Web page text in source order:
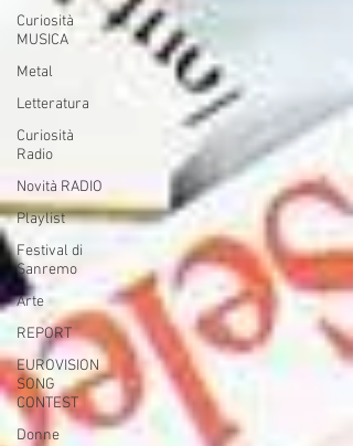
Curiosità
MUSICA
Metal
Letteratura
Curiosità
Radio
Novità RADIO
Playlist
Festival di
Sanremo
Arte
REPORT
EUROVISION
SONG
CONTEST
Donne